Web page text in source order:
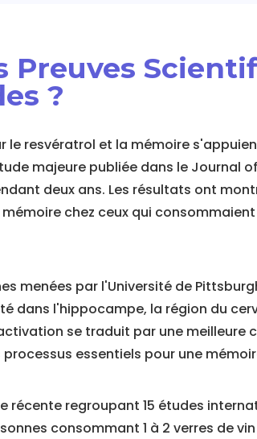
Preuves
?
le resvératrol et la mémoire
majeure publiée dans le Journal
deux ans. Les résultats ont
chez ceux qui
menées par l'Université de
dans l'hippocampe, la région du
se traduit par une meilleure
essentiels pour une
récente regroupant 15 études
consommant 1 à 2 verres de